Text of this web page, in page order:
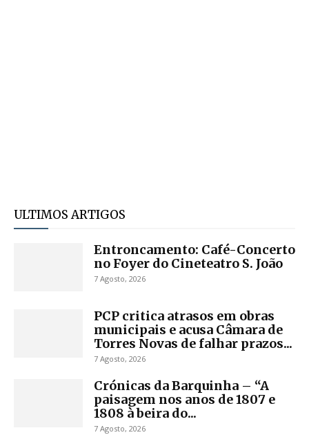
ULTIMOS ARTIGOS
Entroncamento: Café-Concerto
no Foyer do Cineteatro S. João
7 Agosto, 2026
PCP critica atrasos em obras
municipais e acusa Câmara de
Torres Novas de falhar prazos...
7 Agosto, 2026
Crónicas da Barquinha – “A
paisagem nos anos de 1807 e
1808 à beira do...
7 Agosto, 2026